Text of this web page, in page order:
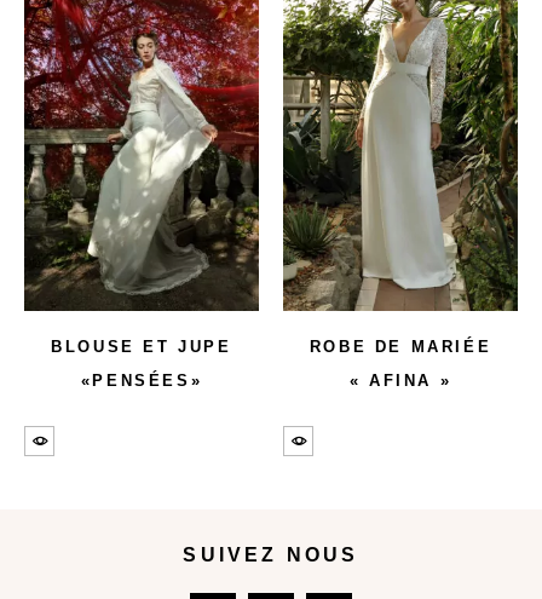
BLOUSE ET JUPE
«PENSÉES»
ROBE DE MARIÉE
« AFINA »
SUIVEZ NOUS